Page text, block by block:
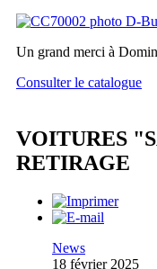
Un grand merci à
Consulter le catalogue
VOITURES
RETIRAGE
News
18 février 2025